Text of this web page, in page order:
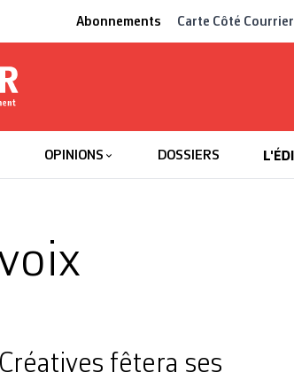
Abonnements Carte Côté Courrier
OPINIONS DOSSIERS
fêtera ses